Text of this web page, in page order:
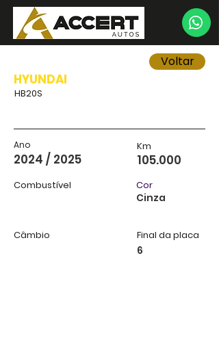
Voltar
HYUNDAI
HB20S
Ano
2024 / 2025
Combustível
Câmbio
Km
105.000
Cor
Cinza
Final da placa
6